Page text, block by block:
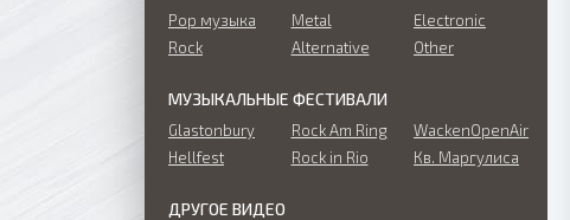
Pop музыка
Rock
Metal
Alternative
Electronic
Other
МУЗЫКАЛЬНЫЕ ФЕСТИВАЛИ
Glastonbury
Hellfest
Rock Am Ring
Rock in Rio
WackenOpenAir
Кв. Маргулиса
ДРУГОЕ ВИДЕО